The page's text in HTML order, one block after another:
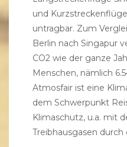
und
untragbar. Zum
Berlin nach Singapur
CO2 wie der ganze
Menschen, nämlich
Atmosfair ist eine
dem Schwerpunkt
Klimaschutz, u.a. mit
Treibhausgasen